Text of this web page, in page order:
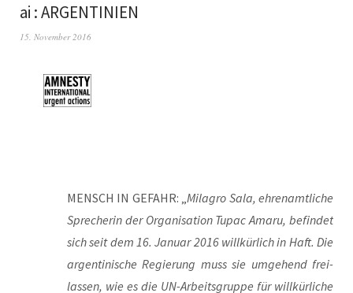
ai : ARGENTINIEN
15. November 2016
MENSCH IN GEFAHR: „Mila­gro Sala, ehren­amt­li­che
Spre­che­rin der Orga­ni­sa­ti­on Tupac Ama­ru, befin­det
sich seit dem 16. Janu­ar 2016 will­kür­lich in Haft. Die
argen­ti­ni­sche Regie­rung muss sie umge­hend frei­
las­sen, wie es die UN-Arbeits­grup­pe für will­kür­li­che